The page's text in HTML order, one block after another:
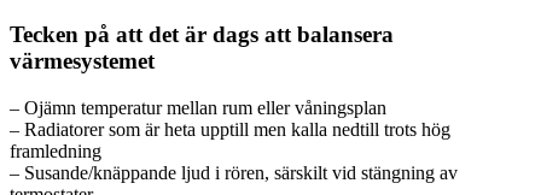
Tecken på att det är dags att balansera
värmesystemet
– Ojämn temperatur mellan rum eller våningsplan
– Radiatorer som är heta upptill men kalla nedtill trots hög
framledning
– Susande/knäppande ljud i rören, särskilt vid stängning av